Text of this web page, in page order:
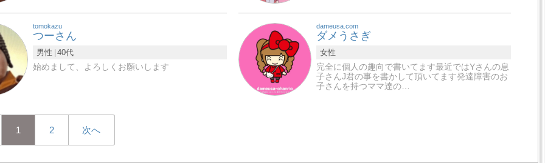
tomokazu
つーさん
男性
40代
始めまして、よろしくお願いします
dameusa.com
ダメうさぎ
女性
完全に個人の趣向で書いてます最近ではYさんの息
子さんJ君の事を書かして頂いてます発達障害のお
子さんを持つママ達の…
1 2 次へ